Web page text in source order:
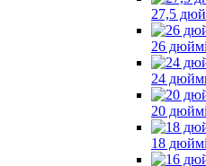
27,5
26
24
20
18